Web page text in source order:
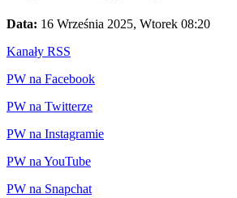
Data: 16 Września 2025, Wtorek 08:20
Kanały RSS
PW na Facebook
PW na Twitterze
PW na Instagramie
PW na YouTube
PW na Snapchat